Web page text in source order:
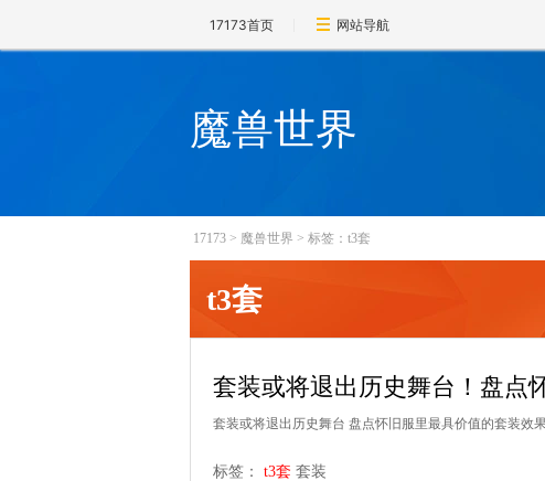
17173首页 网站导航
魔兽世界
17173 > 魔兽世界 > 标签：t3套
t3套
套装或将退出历史舞台！盘点
套装或将退出历史舞台 盘点怀旧服里最具价值的套装效
标签： t3套 套装